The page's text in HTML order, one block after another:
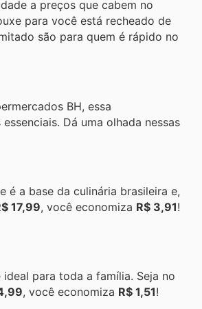
a preços que cabem no
para você está recheado de
são para quem é rápido no
BH, essa
Dá uma olhada nessas
é a base da culinária brasileira e,
17,99, você economiza R$ 3,91!
para toda a família. Seja no
, você economiza R$ 1,51!